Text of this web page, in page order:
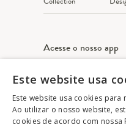
Acesse o nosso app
Apple
Este website usa
Este website usa cookies
Ao utilizar o nosso website,
cookies de acordo com nossa